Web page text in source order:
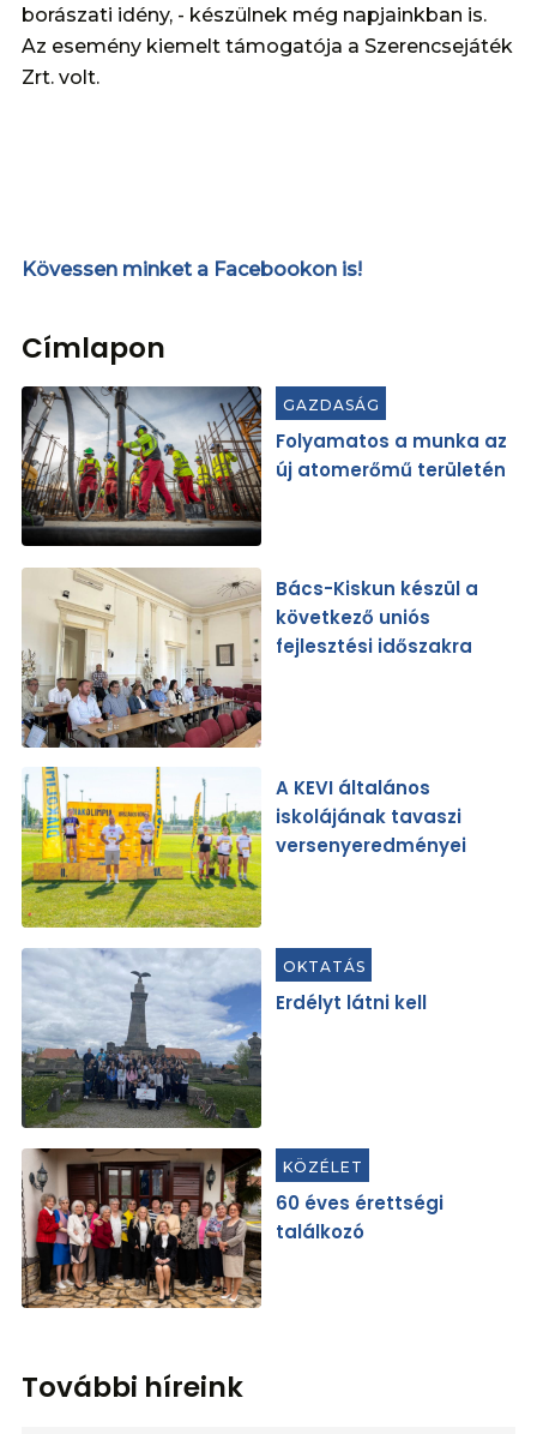
borászati idény, - készülnek még napjainkban is.
Az esemény kiemelt támogatója a Szerencsejáték
Zrt. volt.
Kövessen minket a Facebookon is!
Címlapon
GAZDASÁG
Folyamatos a munka az
új atomerőmű területén
Bács-Kiskun készül a
következő uniós
fejlesztési időszakra
A KEVI általános
iskolájának tavaszi
versenyeredményei
OKTATÁS
Erdélyt látni kell
KÖZÉLET
60 éves érettségi
találkozó
További híreink